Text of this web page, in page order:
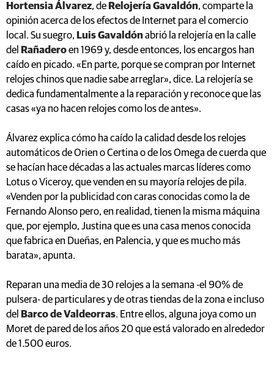
Hortensia Álvarez, de Relojería Gavaldón, comparte la
opinión acerca de los efectos de Internet para el comercio
local. Su suegro, Luis Gavaldónabrió la relojería en la calle
del
Rañaderoen 1969 y, desde entonces, los encargos han
caído en picado. «En parte, porque se compran por Internet
relojes chinos que nadie sabe arreglar», dice. La relojería se
dedica fundamentalmente a la reparación y reconoce que las
casas «ya no hacen relojes como los de antes».
Álvarez explica cómo ha caído la calidad desde los relojes
automáticos de Orien o Certina o de los Omega de cuerda que
se hacían hace décadas a las actuales marcas líderes como
Lotus o Viceroy, que venden en su mayoría relojes de pila.
«Venden por la publicidad con caras conocidas como la de
Fernando Alonso pero, en realidad, tienen la misma máquina
que, por ejemplo, Justina que es una casa menos conocida
que fabrica en Dueñas, en Palencia, y que es mucho más
barata», apunta.
Reparan una media de 30 relojes a la semana -el 90% de
pulsera- de particulares y de otras tiendas de la zona e incluso
del
Barco de Valdeorras. Entre ellos, alguna joya como un
Moret de pared de los años 20 que está valorado en alrededor
de 1.500 euros.